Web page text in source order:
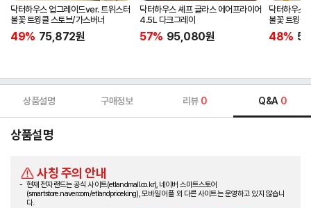
닥터하우스 업그레이드ver. 트위스터
불꽃 트윙클 스토브/가스버너
49% 75,872원
닥터하우스 셰프 글라스 에어프라이어
4.5L 다크그레이
57% 95,080원
닥터하우스
불꽃 트윙클
캠핑버너
48%
상품설명 구매정보 리뷰 0 Q&A 0
상품설명
사칭 주의 안내
현재 전자랜드는 공식 사이트(etlandmall.co.kr), 네이버 스마트스토어
(smartstore.naver.com/etlandpriceking), 모바일 어플 외 다른 사이트는 운영하고 있지 않습니
다.